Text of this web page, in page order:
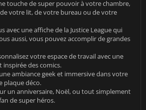
touche de super pouvoir à votre chambre,
votre lit, de votre bureau ou de votre
avec une affiche de la Justice League qui
aussi, vous pouvez accomplir de grandes
votre espace de travail avec une
des comics.
ambiance geek et immersive dans votre
plaque déco.
un anniversaire, Noël, ou tout simplement
de super héros.